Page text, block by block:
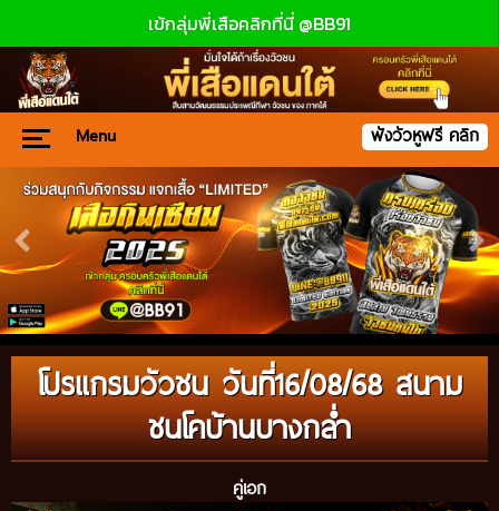
เข้กลุ่มพี่เสือคลิกที่นี่ @BB91
Menu ฟังวัวหูฟรี คลิก
โปรแกรมวัวชน วันที่16/08/68 สนาม
ชนโคบ้านบางกล่ำ
คู่เอก